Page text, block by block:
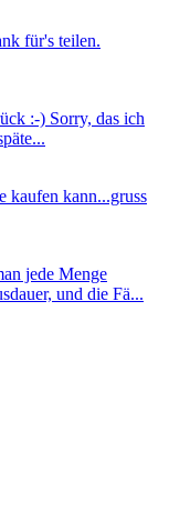
für's teilen.
:-) Sorry, das ich
kaufen kann...gruss
jede Menge
und die Fä...